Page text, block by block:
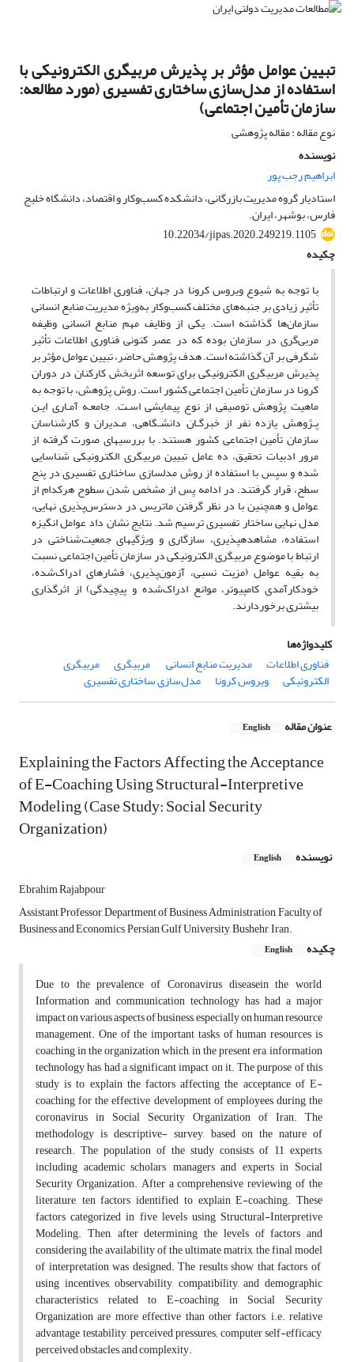
تبیین عوامل مؤثر بر پذیرش مربیگری الکترونیکی با
استفاده از مدل‌سازی ساختاری تفسیری (مورد مطالعه:
سازمان تأمین اجتماعی)
نوع مقاله : مقاله پژوهشی
نویسنده
ابراهیم رجب پور
استادیار گروه مدیریت بازرگانی، دانشکده کسب‌وکار و اقتصاد، دانشگاه خلیج
فارس، بوشهر، ایران.
10.22034/jipas.2020.249219.1105
چکیده
با توجه به شیوع ویروس کرونا در جهان، فناوری اطلاعات و ارتباطات
تأثیر زیادی بر جنبه‌های مختلف کسب‌وکار به‌ویژه مدیریت منابع انسانی
سازمان‌ها گذاشته است. یکی از وظایف مهم منابع انسانی وظیفه
مربی‌گری در سازمان بوده که در عصر کنونی فناوری اطلاعات تأثیر
شگرفی بر آن گذاشته است. هدف پژوهش حاضر، تبیین عوامل مؤثر بر
پذیرش مربیگری الکترونیکی برای توسعه اثربخش کارکنان در دوران
کرونا در سازمان تأمین اجتماعی کشور است. روش پژوهش، با توجه به
ماهیت پژوهش توصیفی از نوع پیمایشی اسـت. جامعـه آمـاری ایـن
پـژوهش یازده نفر از خبرگـان دانشـگاهی، مـدیران و کارشناسان
سازمان تأمین اجتماعی کشور هستند. با بررسی­های صورت گرفته از
مرور ادبیات تحقیق، ده عامل تبیین مربیگری الکترونیکی شناسایی
شده و سپس با استفاده از روش مدل­سازی ساختاری تفسیری در پنج
سطح، قرار گرفتند. در ادامه پس از مشخص شدن سطوح هرکدام از
عوامل و همچنین با در نظر گرفتن ماتریس در دسترس‌پذیری نهایی،
مدل نهایی ساختار تفسیری ترسیم شد. نتایج نشان داد عوامل انگیزه
استفاده، مشاهده­پذیری، سازگاری و ویژگی­های جمعیت‌شناختی در
ارتباط با موضوع مربیگری الکترونیکی در سازمان تأمین اجتماعی نسبت
به بقیه عوامل (مزیت نسبی، آزمون‌پذیری، فشارهای ادراک‌شده،
خودکارآمدی کامپیوتر، موانع ادراک‌شده و پیچیدگی) از اثرگذاری
بیشتری برخوردارند.
کلیدواژه‌ها
فناوری اطلاعات
مدیریت منابع انسانی ‌ مربیگری مربیگری
الکترونیکی ویروس کرونا مدل‌سازی ساختاری تفسیری
عنوان مقاله English
Explaining the Factors Affecting the Acceptance
of E-Coaching Using Structural-Interpretive
Modeling (Case Study: Social Security
Organization)
نویسنده English
Ebrahim Rajabpour
Assistant Professor, Department of Business Administration, Faculty of
Business and Economics, Persian Gulf University, Bushehr, Iran.
چکیده
English
Due to the prevalence of Coronavirus diseasein the world,
Information and communication technology has had a major
impact on various aspects of business, especially on human resource
management. One of the important tasks of human resources is
coaching in the organization which, in the present era, information
technology has had a significant impact on it. The purpose of this
study is to explain the factors affecting the acceptance of E-
coaching for the effective development of employees during the
coronavirus in Social Security Organization of Iran. The
methodology is descriptive- survey, based on the nature of
research. The population of the study consists of 11 experts,
including academic scholars, managers and experts in Social
Security Organization. After a comprehensive reviewing of the
literature, ten factors identified to explain E-coaching. These
factors categorized in five levels using Structural-Interpretive
Modeling. Then, after determining the levels of factors and
considering the availability of the ultimate matrix, the final model
of interpretation was designed. The results show that factors of
using incentives, observability, compatibility, and demographic
characteristics related to E-coaching in Social Security
Organization are more effective than other factors, i.e. relative
advantage, testability, perceived pressures; computer self-efficacy,
perceived obstacles, and complexity.